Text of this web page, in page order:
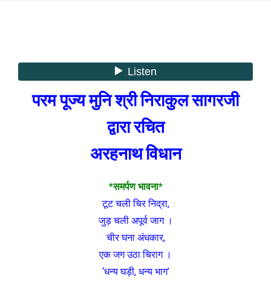
परम पूज्य मुनि श्री निराकुल सागरजी
द्वारा रचित
अरहनाथ विधान
*समर्पण भावना*
टूट चली चिर निद्रा,
जुड़ चली अपूर्व जाग ।
चीर घना अंधकार,
एक जग उठा चिराग ।
‘धन्य घड़ी, धन्य भाग’